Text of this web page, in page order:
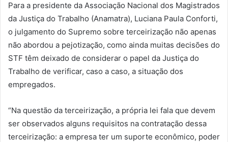
Para a presidente da Associação Nacional dos Magistrados
da Justiça do Trabalho (Anamatra), Luciana Paula Conforti,
o julgamento do Supremo sobre terceirização não apenas
não abordou a pejotização, como ainda muitas decisões do
STF têm deixado de considerar o papel da Justiça do
Trabalho de verificar, caso a caso, a situação dos
empregados.
“Na questão da terceirização, a própria lei fala que devem
ser observados alguns requisitos na contratação dessa
terceirização: a empresa ter um suporte econômico, poder